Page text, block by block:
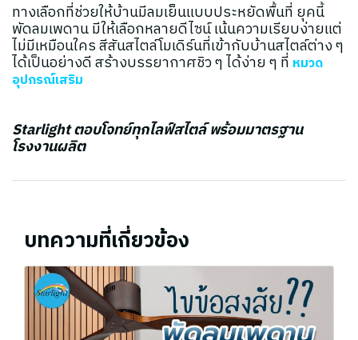
ทางเลือกที่ช่วยให้บ้านมีลมเย็นแบบประหยัดพื้นที่ ยุคนี้
พัดลมเพดาน มีให้เลือกหลายดีไซน์ เน้นความเรียบง่ายแต่
ไม่มีเหมือนใคร สีสันสไตล์โมเดิร์นที่เข้ากับบ้านสไตล์ต่าง ๆ
ได้เป็นอย่างดี สร้างบรรยากาศชิว ๆ ได้ง่าย ๆ ที่ หมวด
อุปกรณ์เสริม
Starlight ตอบโจทย์ทุกไลฟ์สไตล์ พร้อมมาตรฐาน
โรงงานผลิต
บทความที่เกี่ยวข้อง